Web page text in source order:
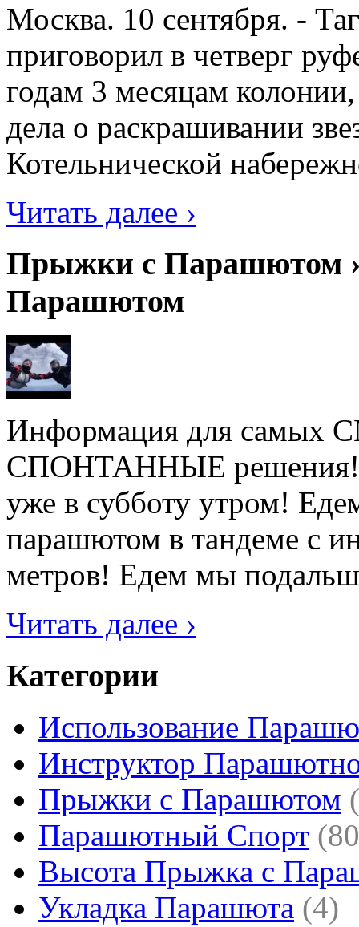
Москва. 10 сентября. -
приговорил в четверг
годам 3 месяцам
дела о раскрашивании
Котельнической
Читать далее ›
Прыжки с Парашютом
Парашютом
Информация для
СПОНТАННЫЕ решения!
уже в субботу утром!
парашютом в тандеме с
метров! Едем мы
Читать далее ›
Категории
Использование
Инструктор
Прыжки с Парашютом
Парашютный Спорт
Высота Прыжка с
Укладка Парашюта (4)